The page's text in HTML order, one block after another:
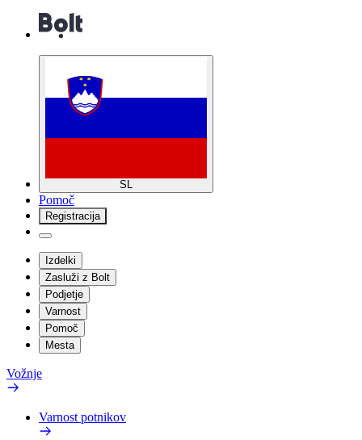
SL
Pomoč
Registracija
Izdelki
Zasluži z Bolt
Podjetje
Varnost
Pomoč
Mesta
Vožnje
Varnost potnikov